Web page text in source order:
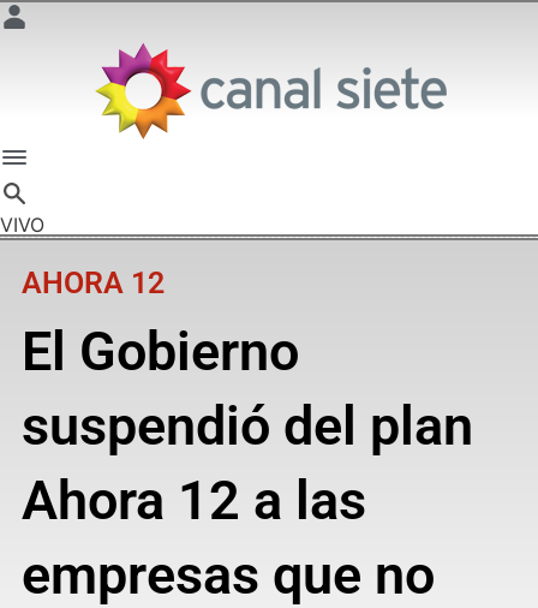
VIVO
AHORA 12
El Gobierno
suspendió del plan
Ahora 12 a las
empresas que no